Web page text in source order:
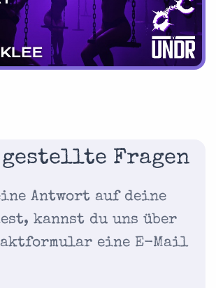
Fragen
Antwort auf deine
kannst du uns über
eine E-Mail